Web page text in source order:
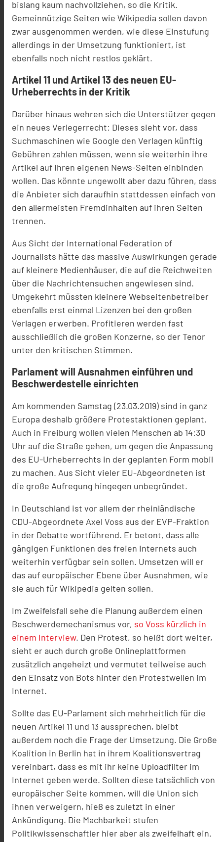
bislang kaum nachvollziehen, so die Kritik.
Gemeinnützige Seiten wie Wikipedia sollen davon
zwar ausgenommen werden, wie diese Einstufung
allerdings in der Umsetzung funktioniert, ist
ebenfalls noch nicht restlos geklärt.
Artikel 11 und Artikel 13 des neuen EU-
Urheberrechts in der Kritik
Darüber hinaus wehren sich die Unterstützer gegen
ein neues Verlegerrecht: Dieses sieht vor, dass
Suchmaschinen wie Google den Verlagen künftig
Gebühren zahlen müssen, wenn sie weiterhin ihre
Artikel auf ihren eigenen News-Seiten einbinden
wollen. Das könnte ungewollt aber dazu führen, dass
die Anbieter sich daraufhin stattdessen einfach von
den allermeisten Fremdinhalten auf ihren Seiten
trennen.
Aus Sicht der International Federation of
Journalists hätte das massive Auswirkungen gerade
auf kleinere Medienhäuser, die auf die Reichweiten
über die Nachrichtensuchen angewiesen sind.
Umgekehrt müssten kleinere Webseitenbetreiber
ebenfalls erst einmal Lizenzen bei den großen
Verlagen erwerben. Profitieren werden fast
ausschließlich die großen Konzerne, so der Tenor
unter den kritischen Stimmen.
Parlament will Ausnahmen einführen und
Beschwerdestelle einrichten
Am kommenden Samstag (23.03.2019) sind in ganz
Europa deshalb größere Protestaktionen geplant.
Auch in Freiburg wollen vielen Menschen ab 14:30
Uhr auf die Straße gehen, um gegen die Anpassung
des EU-Urheberrechts in der geplanten Form mobil
zu machen. Aus Sicht vieler EU-Abgeordneten ist
die große Aufregung hingegen unbegründet.
In Deutschland ist vor allem der rheinländische
CDU-Abgeordnete Axel Voss aus der EVP-Fraktion
in der Debatte wortführend. Er betont, dass alle
gängigen Funktionen des freien Internets auch
weiterhin verfügbar sein sollen. Umsetzen will er
das auf europäischer Ebene über Ausnahmen, wie
sie auch für Wikipedia gelten sollen.
Im Zweifelsfall sehe die Planung außerdem einen
Beschwerdemechanismus vor, so Voss kürzlich in
einem Interview. Den Protest, so heißt dort weiter,
sieht er auch durch große Onlineplattformen
zusätzlich angeheizt und vermutet teilweise auch
den Einsatz von Bots hinter den Protestwellen im
Internet.
Sollte das EU-Parlament sich mehrheitlich für die
neuen Artikel 11 und 13 aussprechen, bleibt
außerdem noch die Frage der Umsetzung. Die Große
Koalition in Berlin hat in ihrem Koalitionsvertrag
vereinbart, dass es mit ihr keine Uploadfilter im
Internet geben werde. Sollten diese tatsächlich von
europäischer Seite kommen, will die Union sich
ihnen verweigern, hieß es zuletzt in einer
Ankündigung. Die Machbarkeit stufen
Politikwissenschaftler hier aber als zweifelhaft ein.